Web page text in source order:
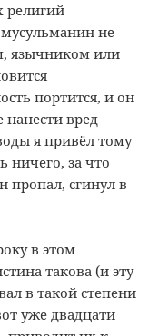
религий
не
язычником или
портится, и он
нанести вред
я привёл тому
ничего, за что
пропал, сгинул в
в этом
такова (и эту
в такой степени
уже двадцати